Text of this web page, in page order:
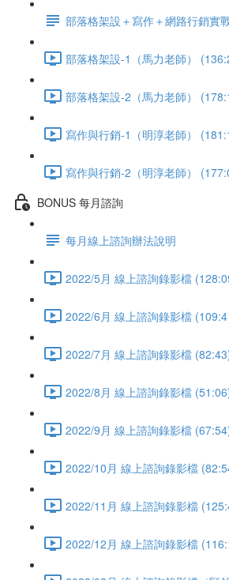
部落格架設＋寫作＋網路行銷實
部落格架設-1（馬力老師）
部落格架設-2（馬力老師）
寫作與行銷-1（明淳老師）
寫作與行銷-2（明淳老師）
BONUS 每月諮詢
每月線上諮詢辦法說明
2022/5月 線上諮詢錄影檔
2022/6月 線上諮詢錄影檔
2022/7月 線上諮詢錄影檔
2022/8月 線上諮詢錄影檔
2022/9月 線上諮詢錄影檔
2022/10月 線上諮詢錄影檔
2022/11月 線上諮詢錄影檔
2022/12月 線上諮詢錄影檔